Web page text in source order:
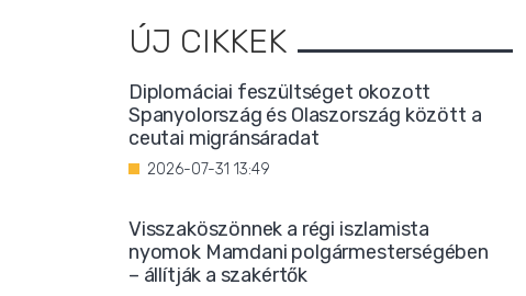
ÚJ CIKKEK
Diplomáciai feszültséget okozott
Spanyolország és Olaszország között a
ceutai migránsáradat
2026-07-31 13:49
Visszaköszönnek a régi iszlamista
nyomok Mamdani polgármesterségében
– állítják a szakértők